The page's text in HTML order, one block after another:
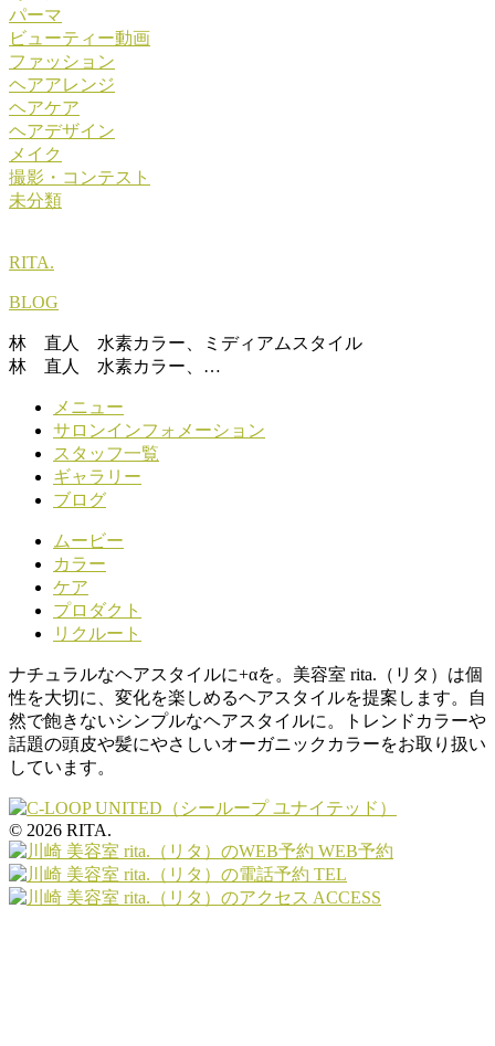
パーマ
ビューティー動画
ファッション
ヘアアレンジ
ヘアケア
ヘアデザイン
メイク
撮影・コンテスト
未分類
RITA.
BLOG
林 直人 水素カラー、ミディアムスタイル
林 直人 水素カラー、…
メニュー
サロンインフォメーション
スタッフ一覧
ギャラリー
ブログ
ムービー
カラー
ケア
プロダクト
リクルート
ナチュラルなヘアスタイルに+αを。美容室 rita.（リタ）は個
性を大切に、変化を楽しめるヘアスタイルを提案します。自
然で飽きないシンプルなヘアスタイルに。トレンドカラーや
話題の頭皮や髪にやさしいオーガニックカラーをお取り扱い
しています。
© 2026 RITA.
WEB予約
TEL
ACCESS